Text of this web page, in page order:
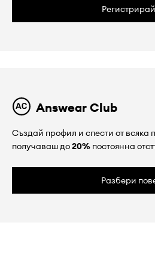
Answear Club
Създай профил и спести от всяка
получаваш до20% постоянна
Разбери